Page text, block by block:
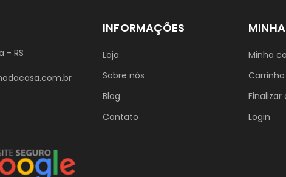
- RS
INFORMAÇÕES
Loja
Sobre nós
Blog
Contato
Minha
Carrinho
Login